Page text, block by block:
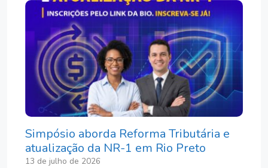
Simpósio aborda Reforma Tributária e
atualização da NR-1 em Rio Preto
13 de julho de 2026